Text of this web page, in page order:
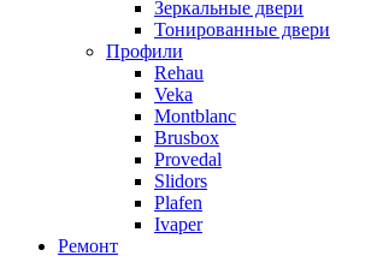
Зеркальные двери
Тонированные двери
Профили
Rehau
Veka
Montblanc
Brusbox
Provedal
Slidors
Plafen
Ivaper
Ремонт